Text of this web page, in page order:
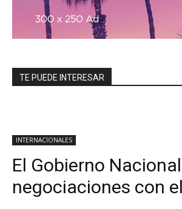
TE PUEDE INTERESAR